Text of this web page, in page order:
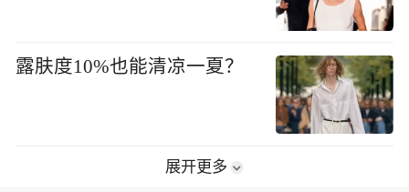
露肤度10%也能清凉一夏？
展开更多